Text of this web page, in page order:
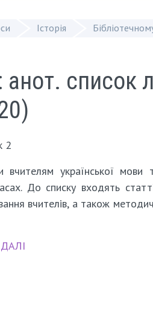
Історія
список
2
української мови
До списку входять
вчителів, а також